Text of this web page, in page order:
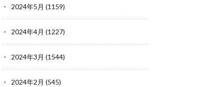
2024年5月 (1159)
2024年4月 (1227)
2024年3月 (1544)
2024年2月 (545)